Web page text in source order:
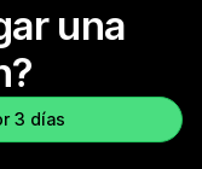
una
3 días